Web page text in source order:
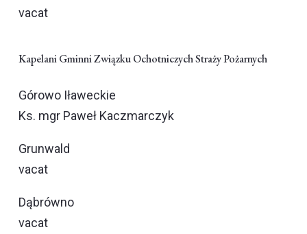
vacat
Kapelani Gminni Związku Ochotniczych Straży Pożarnych
Górowo Iławeckie
Ks. mgr Paweł Kaczmarczyk
Grunwald
vacat
Dąbrówno
vacat